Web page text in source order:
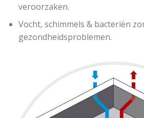
veroorzaken.
Vocht, schimmels & bacteriën
gezondheidsproblemen.